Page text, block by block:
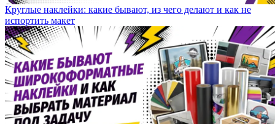
Круглые наклейки: какие бывают, из чего делают и как не
испортить макет